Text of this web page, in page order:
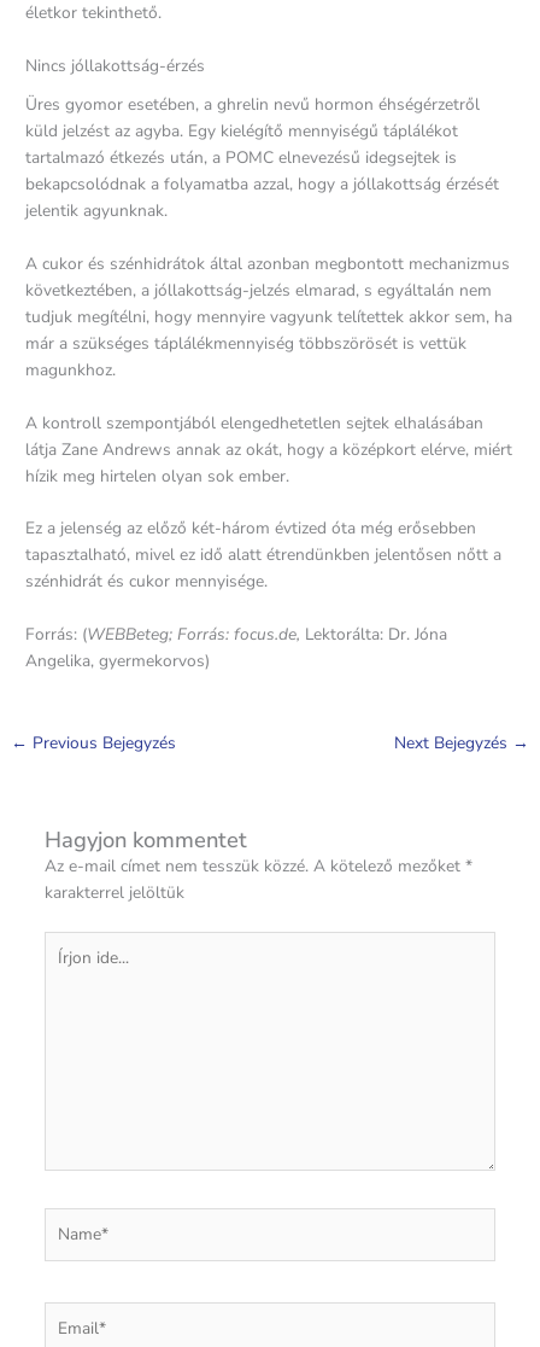
életkor tekinthető.
Nincs jóllakottság-érzés
Üres gyomor esetében, a ghrelin nevű hormon éhségérzetről
küld jelzést az agyba. Egy kielégítő mennyiségű táplálékot
tartalmazó étkezés után, a POMC elnevezésű idegsejtek is
bekapcsolódnak a folyamatba azzal, hogy a jóllakottság érzését
jelentik agyunknak.
A cukor és szénhidrátok által azonban megbontott mechanizmus
következtében, a jóllakottság-jelzés elmarad, s egyáltalán nem
tudjuk megítélni, hogy mennyire vagyunk telítettek akkor sem, ha
már a szükséges táplálékmennyiség többszörösét is vettük
magunkhoz.
A kontroll szempontjából elengedhetetlen sejtek elhalásában
látja Zane Andrews annak az okát, hogy a középkort elérve, miért
hízik meg hirtelen olyan sok ember.
Ez a jelenség az előző két-három évtized óta még erősebben
tapasztalható, mivel ez idő alatt étrendünkben jelentősen nőtt a
szénhidrát és cukor mennyisége.
Forrás: (WEBBeteg; Forrás: focus.de, Lektorálta: Dr. Jóna
Angelika, gyermekorvos)
← Previous Bejegyzés Next Bejegyzés →
Hagyjon kommentet
Az e-mail címet nem tesszük közzé. A kötelező mezőket *
karakterrel jelöltük
Írjon
ide...